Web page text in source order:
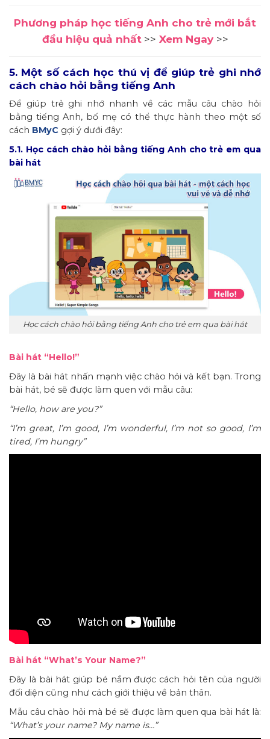
Phương pháp học tiếng Anh cho trẻ mới bắt
đầu hiệu quả nhất >> Xem Ngay >>
5. Một số cách học thú vị để giúp trẻ ghi nhớ
cách chào hỏi bằng tiếng Anh
Để giúp trẻ ghi nhớ nhanh về các mẫu câu chào hỏi
bằng tiếng Anh, bố mẹ có thể thực hành theo một số
cách BMyC gợi ý dưới đây:
5.1. Học cách chào hỏi bằng tiếng Anh cho trẻ em qua
bài hát
Học cách chào hỏi bằng tiếng Anh cho trẻ em qua bài hát
Bài hát “Hello!”
Đây là bài hát nhấn mạnh việc chào hỏi và kết bạn. Trong
bài hát, bé sẽ được làm quen với mẫu câu:
“Hello, how are you?”
“I’m great, I’m good, I’m wonderful, I’m not so good, I’m
tired, I’m hungry”
Bài hát “What’s Your Name?”
Đây là bài hát giúp bé nắm được cách hỏi tên của người
đối diện cũng như cách giới thiệu về bản thân.
Mẫu câu chào hỏi mà bé sẽ được làm quen qua bài hát là:
“What’s your name? My name is…”